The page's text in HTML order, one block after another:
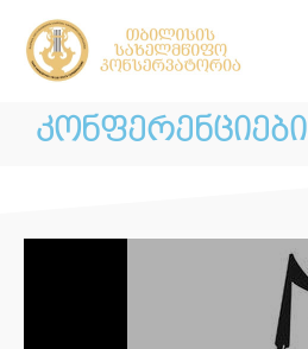
კონფერენციები